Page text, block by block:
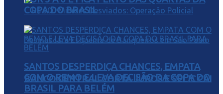
BANCO CENTRAL CORTA JUROS E SELIC CAI
COPA DO BRASIL
SANTOS DESPERDIÇA CHANCES, EMPATA
COM O REMO E LEVA DECISÃO DA COPA DO
BRASIL PARA BELÉM